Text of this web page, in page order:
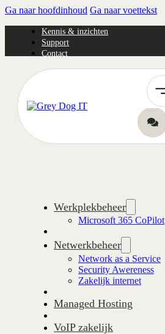
Ga naar hoofdinhoud Ga naar voettekst
Kennis & inzichten
Support
Contact
Werkplekbeheer
Microsoft 365 CoPilot
Netwerkbeheer
Network as a Service
Security Awereness
Zakelijk internet
Managed Hosting
VoIP zakelijk